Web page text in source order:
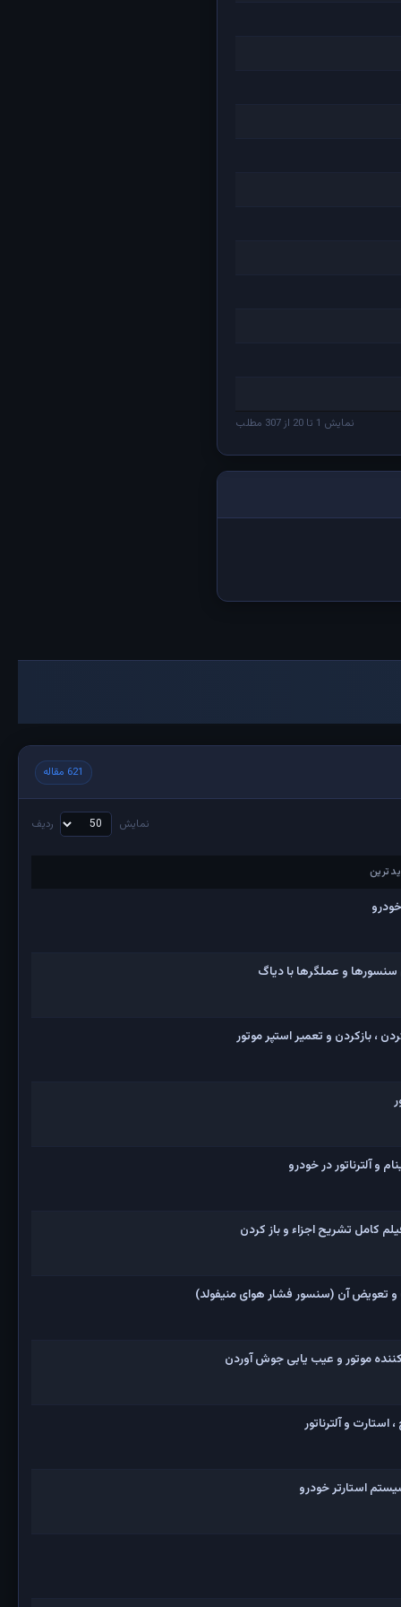
نمایش 1 تا 20 از 307 مطلب
621 مقاله
نمایش ردیف
سنسورها و عملگرها با دیاگ
، بازکردن و تعمیر استپر موتور
و آلترناتور در خودرو
تعویض آن (سنسور فشار هوای منیفولد)
موتور و عیب یابی جوش آوردن
و آلترناتور
استارتر خودرو